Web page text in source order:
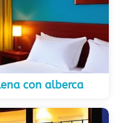
con alberca